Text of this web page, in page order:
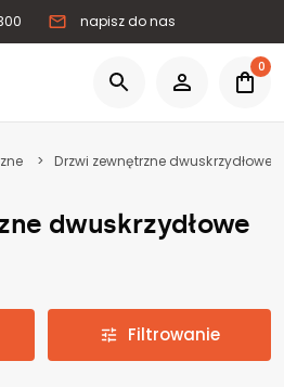
napisz do nas
0
Drzwi zewnętrzne dwuskrzydłowe
dwuskrzydłowe
Filtrowanie